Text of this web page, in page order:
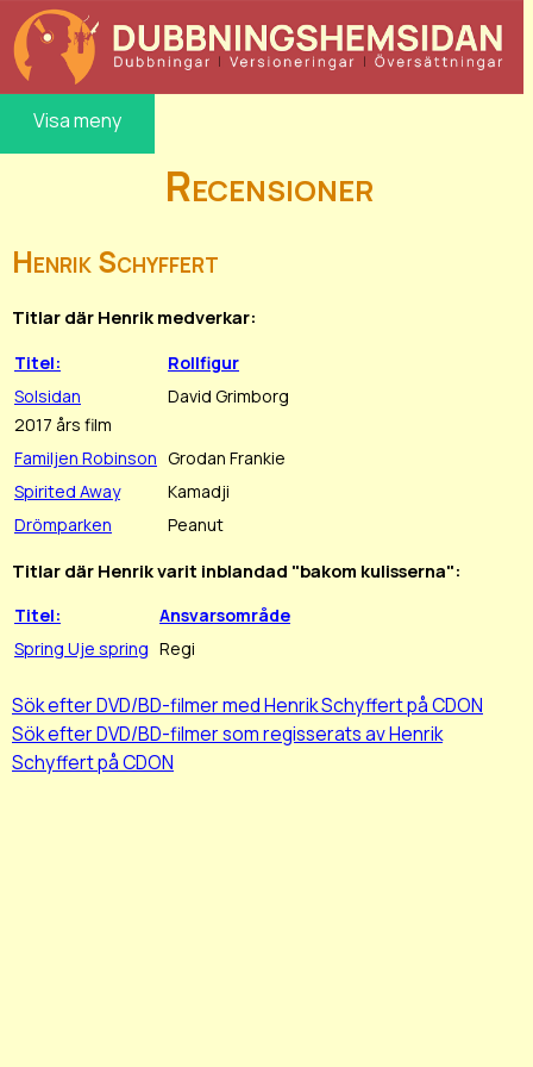
Visa meny
Recensioner
Henrik Schyffert
Titlar där Henrik medverkar:
Titel:
Rollfigur
Solsidan
2017 års film
David Grimborg
Familjen Robinson Grodan Frankie
Spirited Away
Kamadji
Drömparken
Peanut
Titlar där Henrik varit inblandad "bakom kulisserna":
Titel:
Ansvarsområde
Spring Uje spring Regi
Sök efter DVD/BD-filmer med Henrik Schyffert på CDON
Sök efter DVD/BD-filmer som regisserats av Henrik
Schyffert på CDON